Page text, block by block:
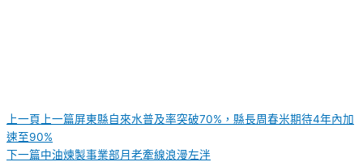
上一頁 上一篇屏東縣自來水普及率突破70%，縣長周春米期待4年內加
速至90%
下一篇中油煉製事業部月老牽線浪漫左泮